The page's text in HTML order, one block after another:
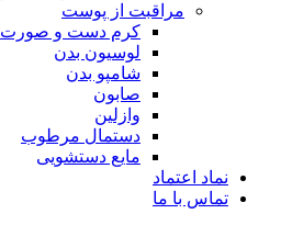
مراقبت از پوست
کرم دست و صورت
لوسیون بدن
شامپو بدن
صابون
وازلین
دستمال مرطوب
مایع دستشویی
نماد اعتماد
تماس با ما